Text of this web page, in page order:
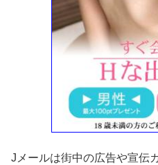
Jメールは街中の広告や宣伝